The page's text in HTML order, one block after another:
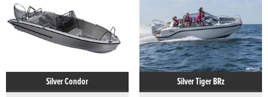
Silver Condor
Silver Tiger BRz